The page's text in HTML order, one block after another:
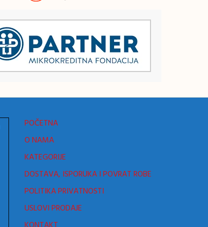
POČETNA
O NAMA
KATEGORIJE
DOSTAVA, ISPORUKA I POVRAT ROBE
POLITIKA PRIVATNOSTI
USLOVI PRODAJE